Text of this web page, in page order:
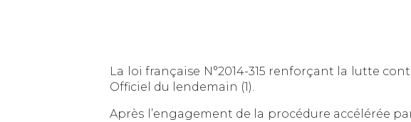
La loi française N°2014-315 renforçant la lutte
Officiel du lendemain (1).
Après l’engagement de la procédure accélérée